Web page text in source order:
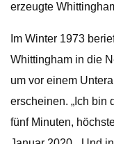
erzeugte
Im Winter 1973
Whittingham in die
um vor einem
erscheinen. „Ich bin
fünf Minuten,